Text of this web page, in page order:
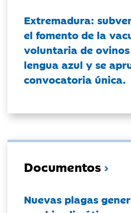
Extremadura:
el fomento de la
voluntaria de
lengua azul y se
convocatoria única.
Documentos
Nuevas plagas